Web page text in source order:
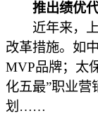
推出绩优
近年来，上
改革措施。如
MVP品牌；太
化五最”职业
划……